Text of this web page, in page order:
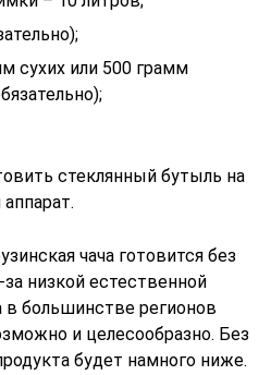
сухих или 500 грамм
стеклянный бутыль на
чача готовится без
низкой естественной
в большинстве регионов
и целесообразно. Без
будет намного ниже.